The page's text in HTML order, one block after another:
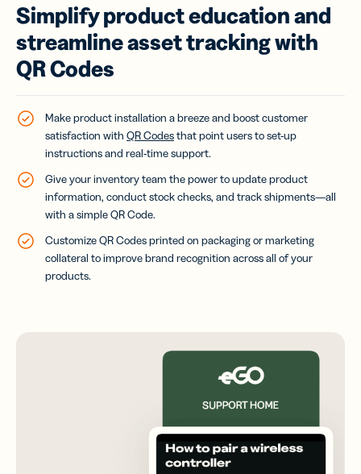
Simplify product education and
streamline asset tracking with
QR Codes
Make product installation a breeze and boost customer
satisfaction with QR Codesthat point users to set-up
instructions and real-time support.
Give your inventory team the power to update product
information, conduct stock checks, and track shipments—all
with a simple QR Code.
Customize QR Codes printed on packaging or marketing
collateral to improve brand recognition across all of your
products.